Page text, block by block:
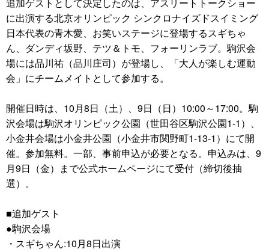
に出演する北京オリンピック シンクロナイズドスイミング
日本代表の青木愛、お笑いステージに登場するスギちゃ
ん、ダンディ坂野、テツ＆トモ、フォーリンラブ。駒沢会
場には品川祐（品川庄司）が登場し、「大人が楽しむ運動
会」にチームメイトとして参加する。
開催日時は、10月8日（土）、9日（日）10:00～17:00。駒
沢会場は駒沢オリンピック公園（世田谷区駒沢公園1-1）、
小金井会場は小金井公園（小金井市関野町1-13-1）にて開
催。参加無料。一部、事前申込が必要となる。申込みは、9
月9日（金）まで公式ホームページにて受付（締切後抽
選）。
■追加ゲスト
●駒沢会場
・スギちゃん:10月8日出演